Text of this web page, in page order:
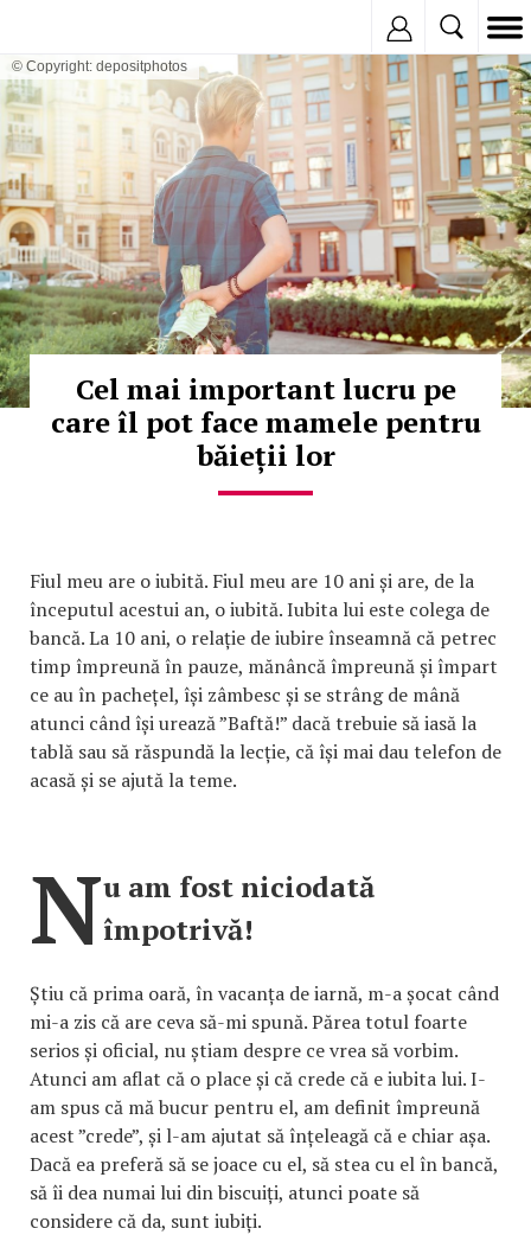
© Copyright: depositphotos
Cel mai important lucru pe
care îl pot face mamele pentru
băieții lor
Fiul meu are o iubită. Fiul meu are 10 ani și are, de la
începutul acestui an, o iubită. Iubita lui este colega de
bancă. La 10 ani, o relație de iubire înseamnă că petrec
timp împreună în pauze, mănâncă împreună și împart
ce au în pachețel, își zâmbesc și se strâng de mână
atunci când își urează ”Baftă!” dacă trebuie să iasă la
tablă sau să răspundă la lecție, că își mai dau telefon de
acasă și se ajută la teme.
Nu am fost niciodată
împotrivă!
Știu că prima oară, în vacanța de iarnă, m-a șocat când
mi-a zis că are ceva să-mi spună. Părea totul foarte
serios și oficial, nu știam despre ce vrea să vorbim.
Atunci am aflat că o place și că crede că e iubita lui. I-
am spus că mă bucur pentru el, am definit împreună
acest ”crede”, și l-am ajutat să înțeleagă că e chiar așa.
Dacă ea preferă să se joace cu el, să stea cu el în bancă,
să îi dea numai lui din biscuiți, atunci poate să
considere că da, sunt iubiți.